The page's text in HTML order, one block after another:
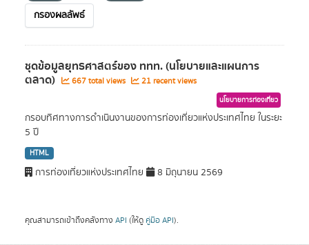
กรองผลลัพธ์
ชุดข้อมูลยุทธศาสตร์ของ ททท. (นโยบายและแผนการ
ตลาด) 667 total views 21 recent views
นโยบายการท่องเที่ยว
กรอบทิศทางการดำเนินงานของการท่องเที่ยวแห่งประเทศไทย ในระยะ
5 ปี
HTML
การท่องเที่ยวแห่งประเทศไทย 8 มิถุนายน 2569
คุณสามารถเข้าถึงคลังทาง API (ให้ดู คู่มือ API).